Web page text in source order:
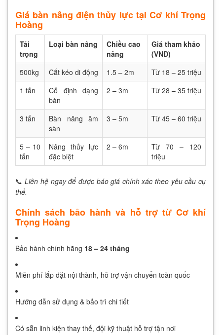
Giá bàn nâng điện thủy lực tại Cơ khí Trọng
Hoàng
Tải
trọng
Loại bàn nâng
Chiều cao
nâng
Giá tham khảo
(VNĐ)
500kg
Cắt kéo di động 1.5 – 2m
Từ 18 – 25 triệu
1 tấn
Cố định dạng
bàn
2 – 3m Từ 28 – 35 triệu
3 tấn
Bàn nâng âm
sàn
3 – 5m Từ 45 – 60 triệu
5 – 10
tấn
Nâng thủy lực
đặc biệt
2 – 6m
Từ 70 – 120
triệu
📞Liên hệ ngay để được báo giá chính xác theo yêu cầu cụ
thể.
Chính sách bảo hành và hỗ trợ từ Cơ khí
Trọng Hoàng
Bảo hành chính hãng 18 – 24 tháng
Miễn phí lắp đặt nội thành, hỗ trợ vận chuyển toàn quốc
Hướng dẫn sử dụng & bảo trì chi tiết
Có sẵn linh kiện thay thế, đội kỹ thuật hỗ trợ tận nơi